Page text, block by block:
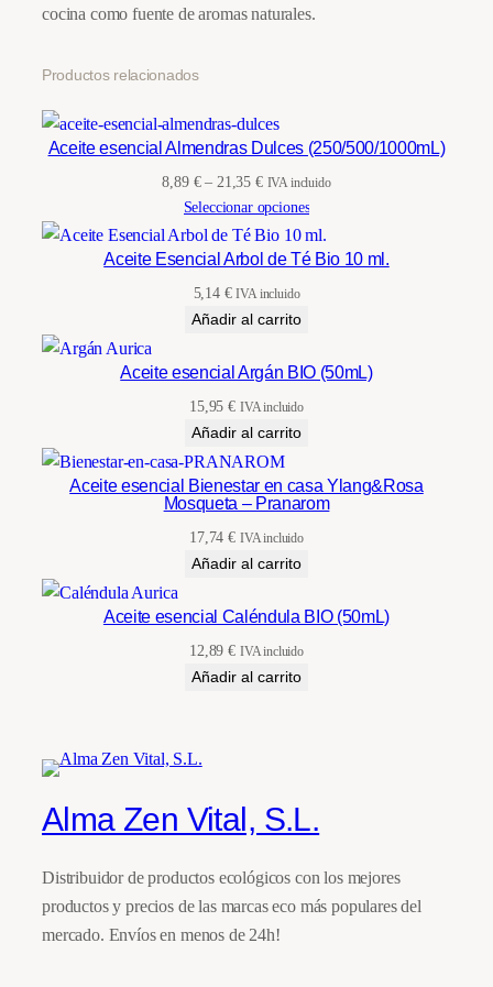
n
i
a
d
cocina como fuente de aromas naturales.
Productos relacionados
Aceite esencial Almendras Dulces (250/500/1000mL)
8,89 € – 21,35 €Rango
de
precios:
desde
IVA incluido
Seleccionar opciones
Aceite Esencial Arbol de Té Bio 10 ml.
5,14 € IVA incluido
Añadir al carrito
Aceite esencial Argán BIO (50mL)
15,95€ IVA incluido
Añadir al carrito
Aceite esencial Bienestar en casa Ylang&Rosa
Mosqueta – Pranarom
17,74€ IVA incluido
Añadir al carrito
Aceite esencial Caléndula BIO (50mL)
12,89€ IVA incluido
Añadir al carrito
Alma Zen Vital, S.L.
Distribuidor de productos ecológicos con los mejores
productos y precios de las marcas eco más populares del
mercado. Envíos en menos de 24h!